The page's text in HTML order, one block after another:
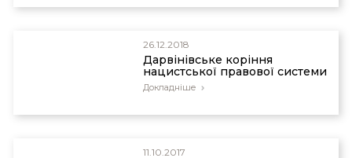
26.12.2018
Дарвінівське коріння
нацистської правової системи
Докладніше
11.10.2017